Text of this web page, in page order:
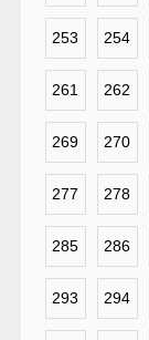
253 254
261 262
269 270
277 278
285 286
293 294